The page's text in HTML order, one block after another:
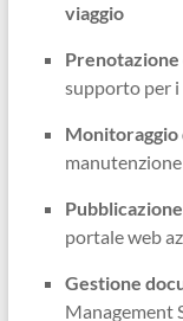
viaggio
supporto per i
Monitoraggio
manutenzione
portale web
Gestione
Management